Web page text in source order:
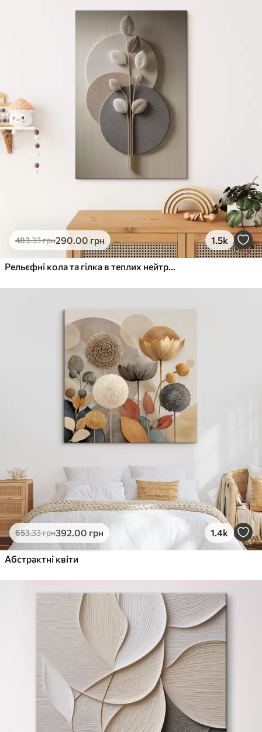
Яскраві, насичені кольори
Стійкість до вицвітання
Безпечне чорнило без запаху
Поверхня з текстурою полотна
Екологічний матеріал
Преміум
Від363
Яскраві, насичені кольори
Стійкість до вицвітання
Безпечне чорнило без запаху
Поверхня з текстурою полотна
Еко-Преміум
.00грн
✓Яскраві, насичені кольори
Поверхня з текстурою полотна
Екологічний матеріал
483.33грн290.00 грн 1.5k
Рельєфні кола та гілка в теплих нейтральних тонах
653.33грн392.00 грн 1.4k
Абстрактні квіти